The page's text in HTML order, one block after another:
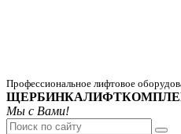
Профессиональное лифтовое
Мы с Вами!